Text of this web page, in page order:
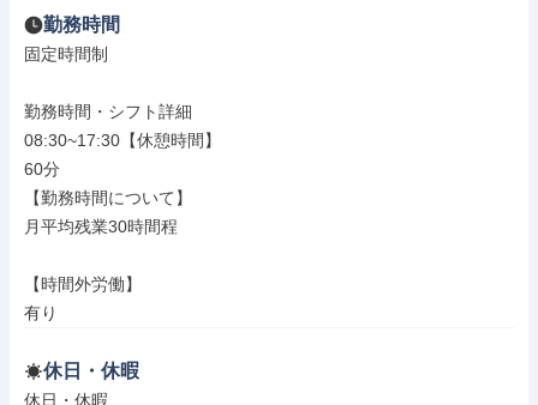
勤務時間
固定時間制
勤務時間・シフト詳細
08:30~17:30【休憩時間】
60分
【勤務時間について】
月平均残業30時間程
【時間外労働】
有り
休日・休暇
休日・休暇